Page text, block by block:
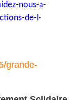
nous-a-
de-l-
grande-